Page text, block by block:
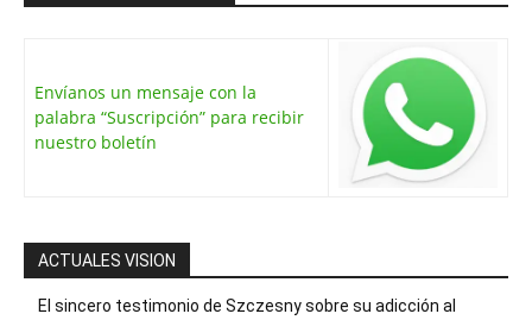
Envíanos un mensaje con la
palabra “Suscripción” para recibir
nuestro boletín
ACTUALES VISION
El sincero testimonio de Szczesny sobre su adicción al